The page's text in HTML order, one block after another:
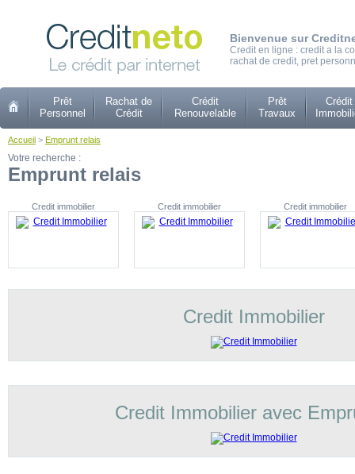
Bienvenue sur
Credit en ligne : credit a la
rachat de credit, pret
Prêt
Personnel
Rachat de
Crédit
Crédit
Renouvelable
Prêt
Travaux
Crédit
Accueil > Emprunt relais
Votre recherche :
Emprunt relais
Credit immobilier Credit immobilier Credit immobilier
Credit Immobilier
Credit Immobilier avec